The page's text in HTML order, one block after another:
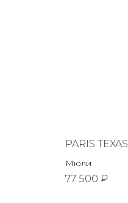
PARIS TEXAS
Мюли
77 500 ₽